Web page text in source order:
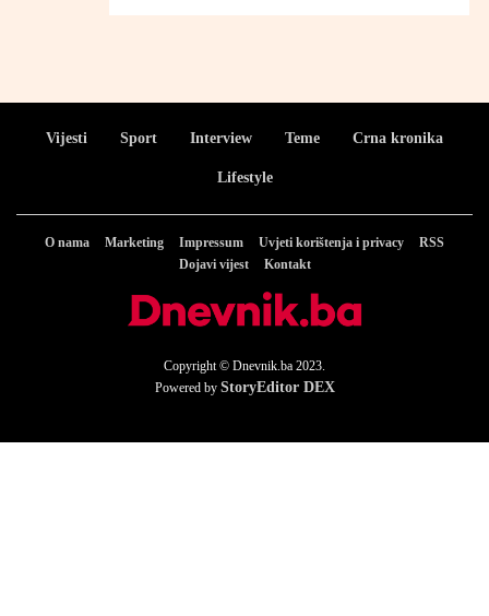
Vijesti Sport Interview Teme Crna kronika
Lifestyle
O nama Marketing Impressum Uvjeti korištenja i privacy
RSS
Dojavi vijest
Kontakt
Copyright © Dnevnik.ba 2023.
Powered by StoryEditor DEX